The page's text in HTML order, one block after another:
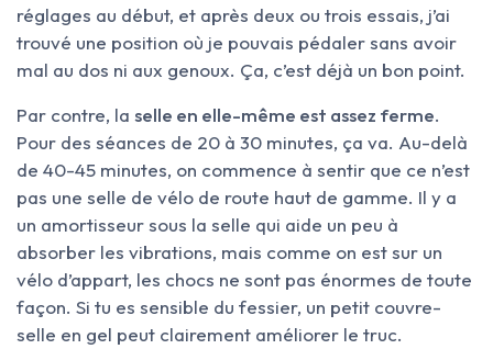
réglages au début, et après deux ou trois essais, j’ai
trouvé une position où je pouvais pédaler sans avoir
mal au dos ni aux genoux. Ça, c’est déjà un bon point.
Par contre, la selle en elle-même est assez ferme.
Pour des séances de 20 à 30 minutes, ça va. Au-delà
de 40-45 minutes, on commence à sentir que ce n’est
pas une selle de vélo de route haut de gamme. Il y a
un amortisseur sous la selle qui aide un peu à
absorber les vibrations, mais comme on est sur un
vélo d’appart, les chocs ne sont pas énormes de toute
façon. Si tu es sensible du fessier, un petit couvre-
selle en gel peut clairement améliorer le truc.